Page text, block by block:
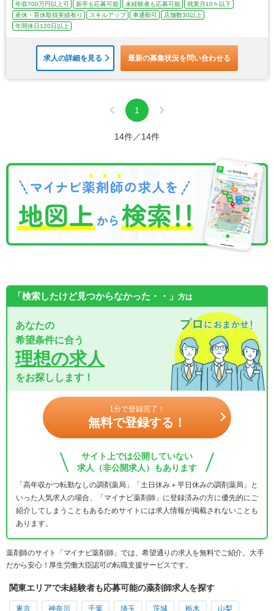
年収700万円以上可 新卒も応募可能 未経験者も応募可能
残業月10ｈ以下
産休・育休取得実績有り
スキルアップ 車通勤可
店舗数30以上
年間休日120日以上
求人の詳細を見る 最新の募集状況を問い合わせる
1
14件／14件
「検索したけど見つからなかった・・」 方は
あなたの
希望条件に合う
理想の求人
をお探しします！
1分で登録完了！
無料で登録する！
サイト上では公開していない
求人（非公開求人）もあります
「高年収かつ転勤なしの調剤薬局」「土日休み＋平日休みの調剤薬局」と
いった人気求人の場合、「マイナビ薬剤師」に登録済みの方に優先的にご
紹介してしまうこともあるためサイトには求人情報が掲載されないことも
あります。
薬剤師のサイト「マイナビ薬剤師」では、希望通りの求人を無料でご紹介。大手
だから安心！厚生労働大臣認可の転職支援サービスです。
関東エリアで未経験者も応募可能の薬剤師求人を探す
東京 神奈川 千葉 埼玉 茨城 栃木 山梨